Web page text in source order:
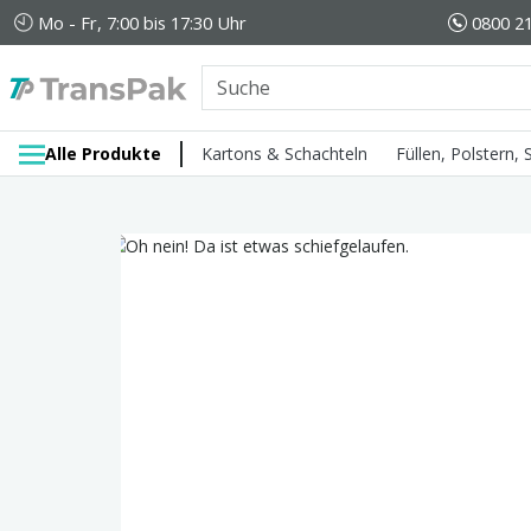
Mo - Fr, 7:00 bis 17:30 Uhr 0800
Alle Produkte Kartons & Schachteln Füllen, Polstern,